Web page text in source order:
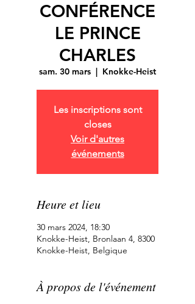
CONFÉRENCE
LE PRINCE
CHARLES
sam. 30 mars
  |
Knokke-Heist
Les inscriptions sont
closes
Voir d'autres
événements
Heure et lieu
30 mars 2024, 18:30
Knokke-Heist, Bronlaan 4, 8300
Knokke-Heist, Belgique
À propos de l'événement